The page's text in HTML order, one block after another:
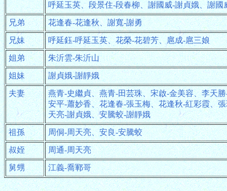
呼延玉英、段景住-段春柳、謝國威-謝貞娥、謝國
兄弟 花逢春-花逢秋、謝寬-謝勇
兄妹 呼延鈺-呼延玉英、花榮-花碧芳、扈成-扈三娘
姐弟 朱沂雲-朱沂山
姐妹 謝貞娥-謝靜娥
夫妻
燕青-史繼貞、燕青-田芸珠、宋啟-金美容、李天
安平-蕭妙香、花逢春-張玉梅、花逢秋-紅彩霞、
天亮-謝貞娥、安騰蛟-謝靜娥
祖孫 周侗-周天亮、安良-安騰蛟
叔姪 周通-周天亮
舅甥 江義-喬鄆哥